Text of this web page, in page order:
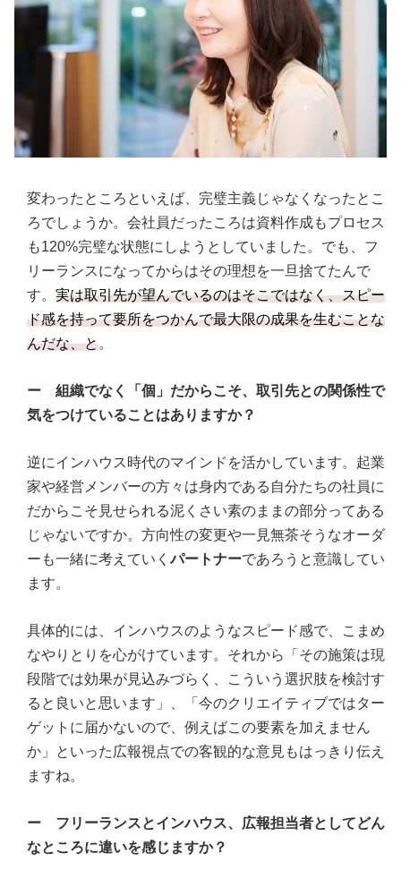
変わったところといえば、完璧主義じゃなくなったとこ
ろでしょうか。会社員だったころは資料作成もプロセス
も120%完璧な状態にしようとしていました。でも、フ
リーランスになってからはその理想を一旦捨てたんで
す。 実は取引先が望んでいるのはそこではなく、スピー
ド感を持って要所をつかんで最大限の成果を生むことな
んだな、と。
ー 組織でなく「個」だからこそ、取引先との関係性で
気をつけていることはありますか？
逆にインハウス時代のマインドを活かしています。起業
家や経営メンバーの方々は身内である自分たちの社員に
だからこそ見せられる泥くさい素のままの部分ってある
じゃないですか。方向性の変更や一見無茶そうなオーダ
ーも一緒に考えていくパートナーであろうと意識してい
ます。
具体的には、インハウスのようなスピード感で、こまめ
なやりとりを心がけています。それから「その施策は現
段階では効果が見込みづらく、こういう選択肢を検討す
ると良いと思います」、「今のクリエイティブではター
ゲットに届かないので、例えばこの要素を加えません
か」といった広報視点での客観的な意見もはっきり伝え
ますね。
ー フリーランスとインハウス、広報担当者としてどん
なところに違いを感じますか？